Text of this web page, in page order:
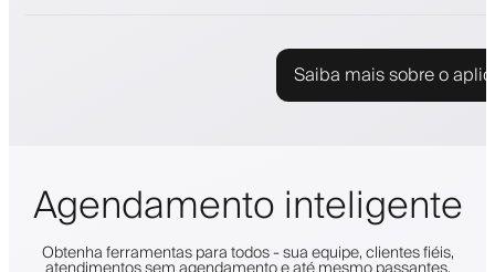
Saiba mais sobre o
Agendamento inteligente
Obtenha ferramentas para todos - sua equipe, clientes fiéis,